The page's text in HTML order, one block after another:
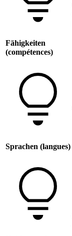
Fähigkeiten
(compétences)
Sprachen (langues)